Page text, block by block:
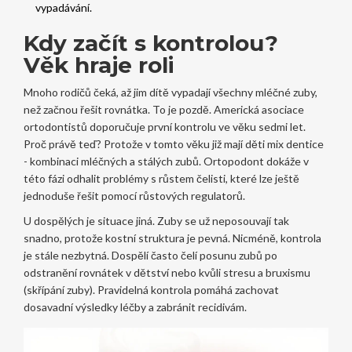
vypadávání.
Kdy začít s kontrolou?
Věk hraje roli
Mnoho rodičů čeká, až jim dítě vypadají všechny mléčné zuby,
než začnou řešit rovnátka. To je pozdě. Americká asociace
ortodontistů doporučuje první kontrolu ve věku sedmi let.
Proč právě teď? Protože v tomto věku již mají děti mix dentice
- kombinaci mléčných a stálých zubů. Ortopodont dokáže v
této fázi odhalit problémy s růstem čelisti, které lze ještě
jednoduše řešit pomocí růstových regulatorů.
U dospělých je situace jiná. Zuby se už neposouvají tak
snadno, protože kostní struktura je pevná. Nicméně, kontrola
je stále nezbytná. Dospělí často čelí posunu zubů po
odstranění rovnátek v dětství nebo kvůli stresu a bruxismu
(skřípání zuby). Pravidelná kontrola pomáhá zachovat
dosavadní výsledky léčby a zabránit recidivám.